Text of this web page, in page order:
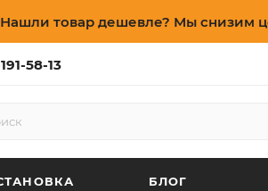
Нашли товар дешевле? Мы снизим
58-13
БЛОГ